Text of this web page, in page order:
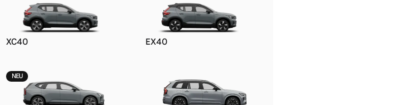
XC40 EX40
NEU